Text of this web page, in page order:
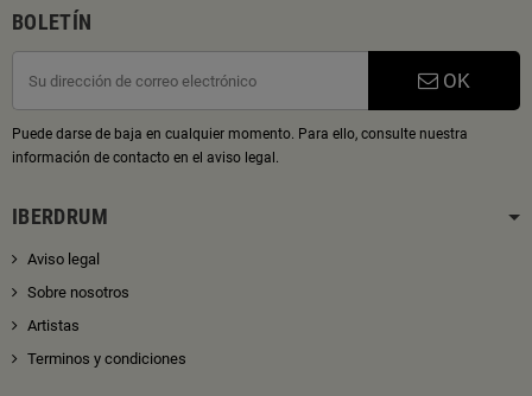
BOLETÍN
OK
Puede darse de baja en cualquier momento. Para ello, consulte nuestra
información de contacto en el aviso legal.
IBERDRUM
Aviso legal
Sobre nosotros
Artistas
Terminos y condiciones